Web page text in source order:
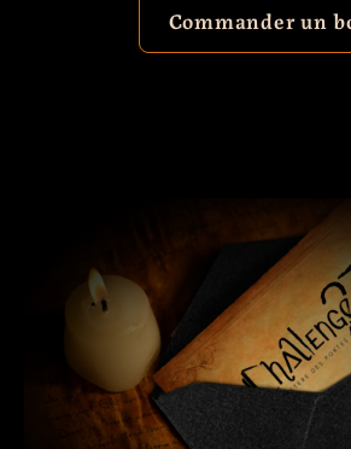
Commander un